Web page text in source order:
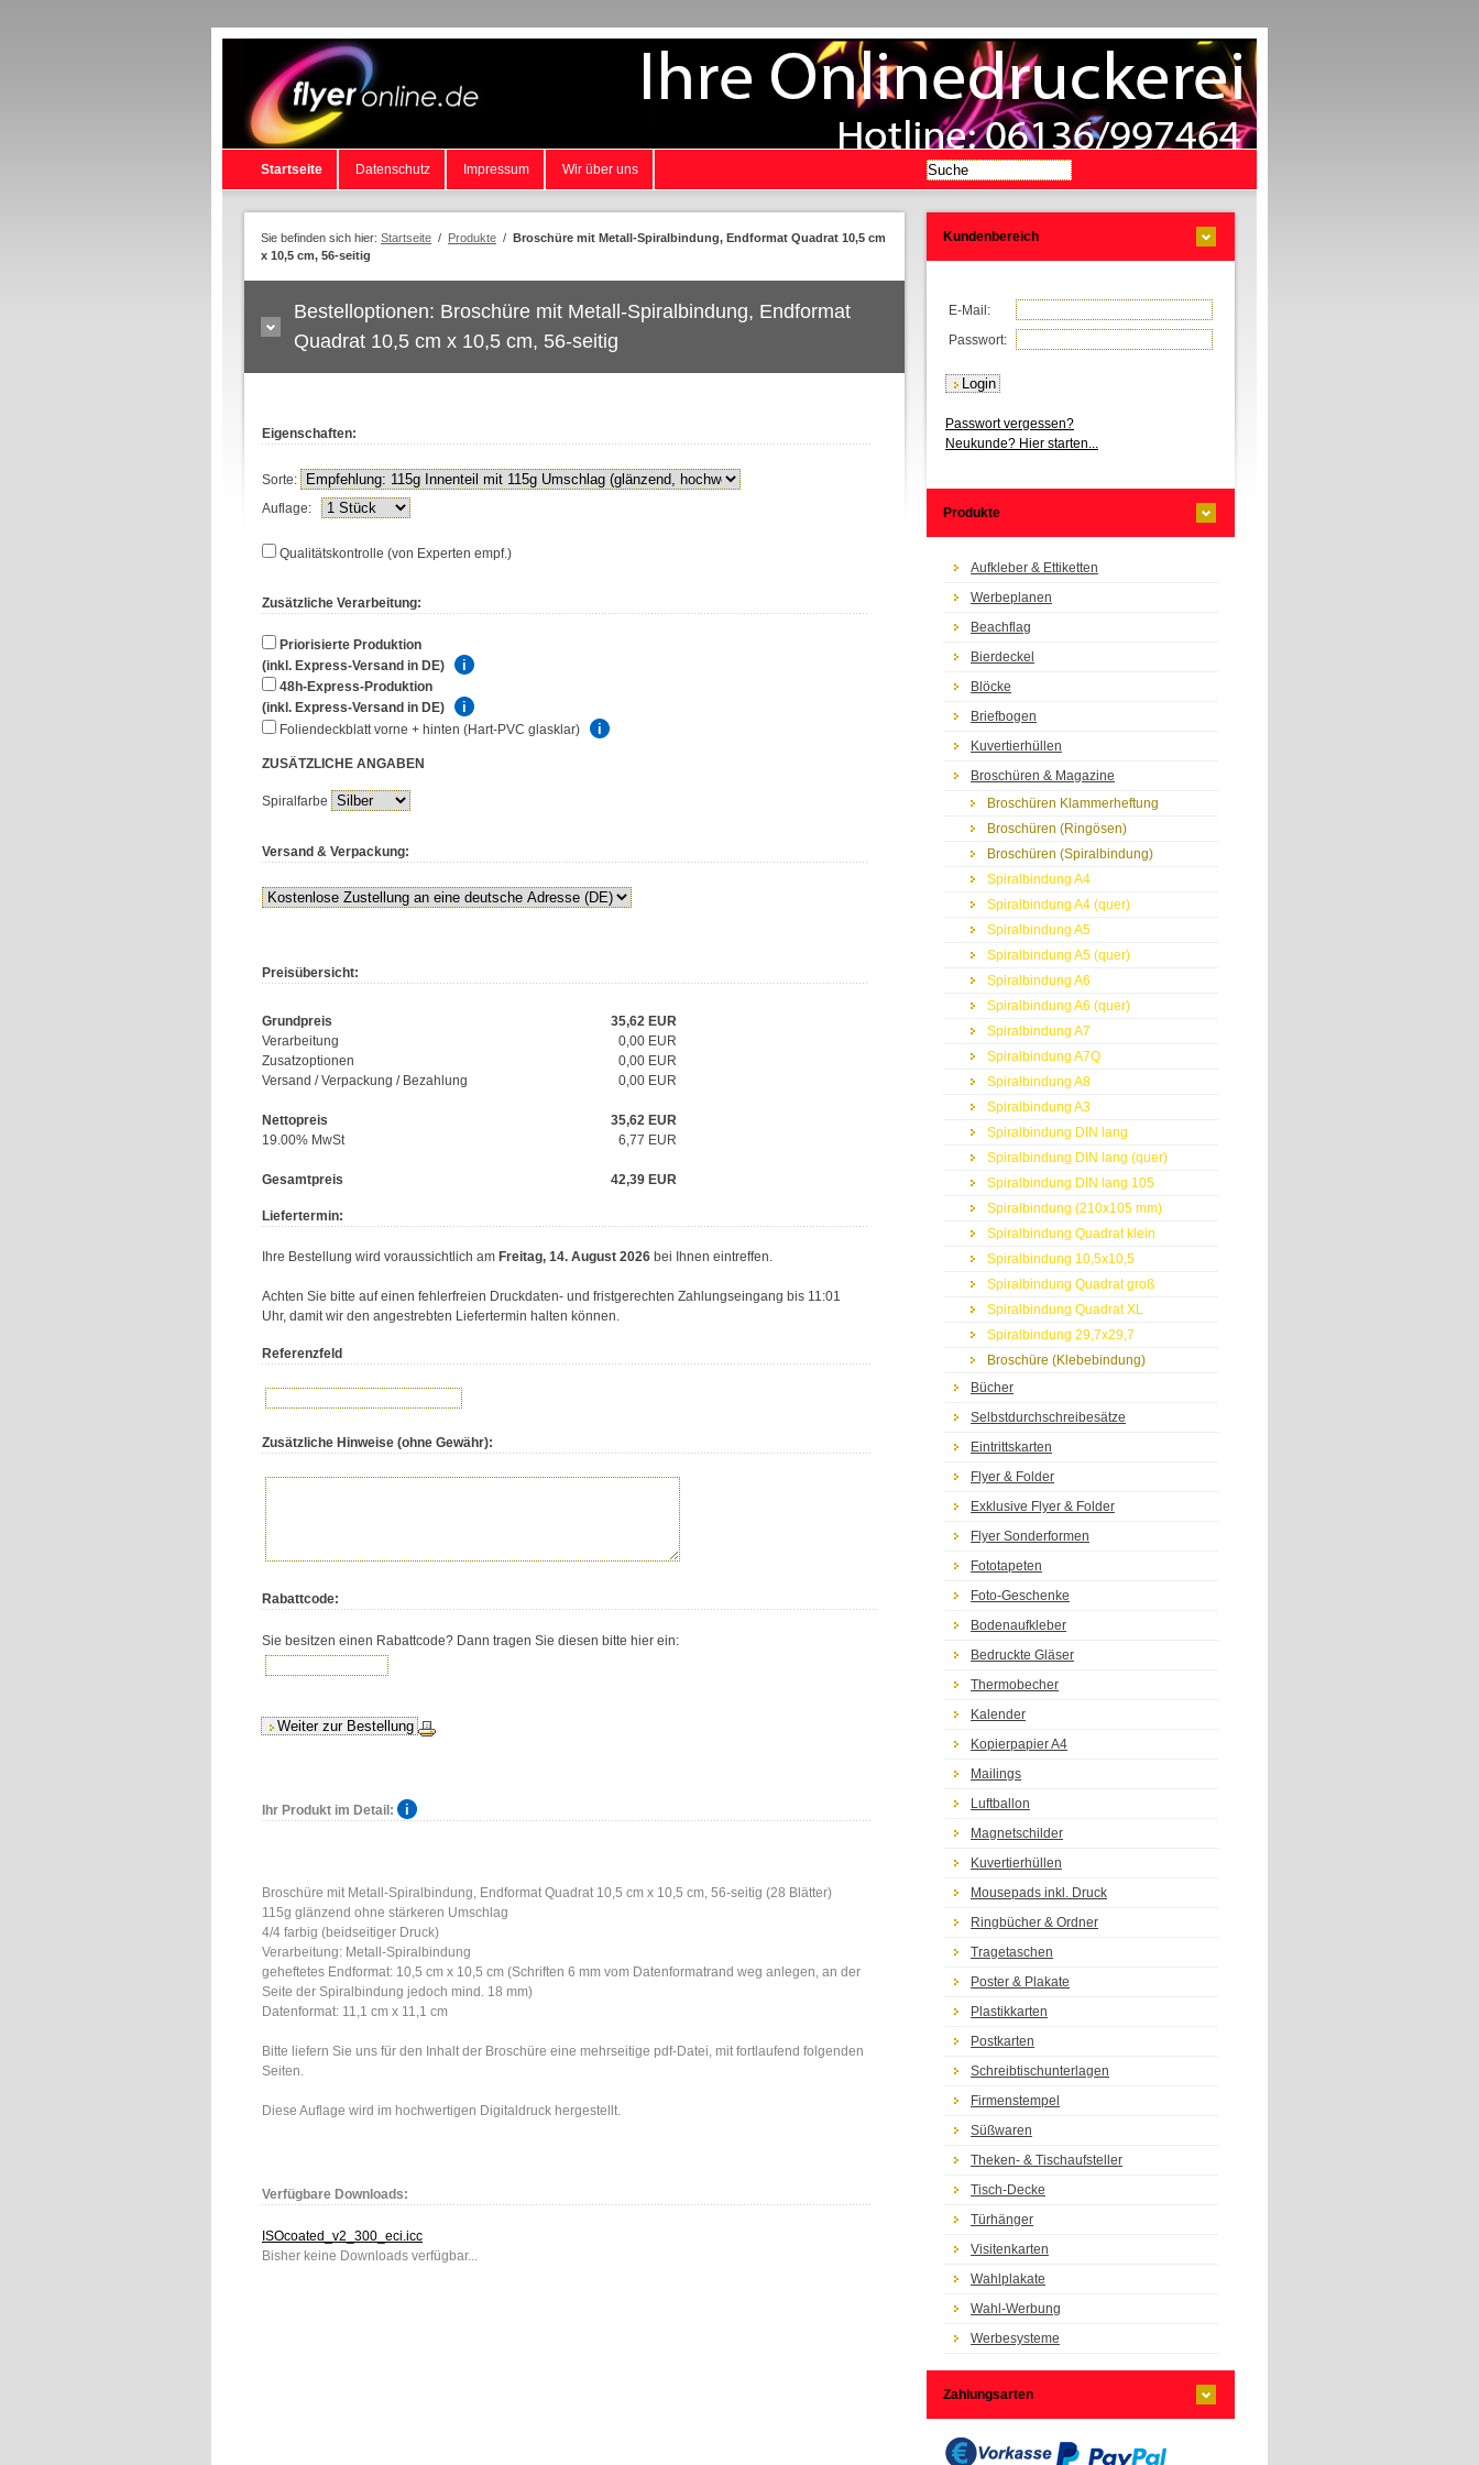
Startseite Datenschutz Impressum Wir über uns
Sie befinden sich hier: Startseite / Produkte / Broschüre mit Metall-Spiralbindung, Endformat Quadrat 10,5 cm
x 10,5 cm, 56-seitig
Bestelloptionen: Broschüre mit Metall-Spiralbindung, Endformat
Quadrat 10,5 cm x 10,5 cm, 56-seitig
Eigenschaften:
Sorte:
Auflage:
Qualitätskontrolle (von Experten empf.)
Zusätzliche Verarbeitung:
Priorisierte Produktion
(inkl. Express-Versand in DE)
48h-Express-Produktion
(inkl. Express-Versand in DE)
Foliendeckblatt vorne + hinten (Hart-PVC glasklar)
ZUSÄTZLICHE ANGABEN
Spiralfarbe
Versand & Verpackung:
Preisübersicht:
Grundpreis 35,62 EUR
Verarbeitung
0,00 EUR
Zusatzoptionen
0,00 EUR
Versand / Verpackung / Bezahlung
0,00 EUR
Nettopreis 35,62 EUR
19.00% MwSt
6,77 EUR
Gesamtpreis 42,39 EUR
Liefertermin:
Ihre Bestellung wird voraussichtlich am Freitag, 14. August 2026 bei Ihnen eintreffen.
Achten Sie bitte auf einen fehlerfreien Druckdaten- und fristgerechten Zahlungseingang bis 11:01
Uhr, damit wir den angestrebten Liefertermin halten können.
Referenzfeld
Zusätzliche Hinweise (ohne Gewähr):
Rabattcode:
Sie besitzen einen Rabattcode? Dann tragen Sie diesen bitte hier ein:
Ihr Produkt im Detail:
Broschüre mit Metall-Spiralbindung, Endformat Quadrat 10,5 cm x 10,5 cm, 56-seitig (28 Blätter)
115g glänzend ohne stärkeren Umschlag
4/4 farbig (beidseitiger Druck)
Verarbeitung: Metall-Spiralbindung
geheftetes Endformat: 10,5 cm x 10,5 cm (Schriften 6 mm vom Datenformatrand weg anlegen, an der
Seite der Spiralbindung jedoch mind. 18 mm)
Datenformat: 11,1 cm x 11,1 cm
Bitte liefern Sie uns für den Inhalt der Broschüre eine mehrseitige pdf-Datei, mit fortlaufend folgenden
Seiten.
Diese Auflage wird im hochwertigen Digitaldruck hergestellt.
Verfügbare Downloads:
ISOcoated_v2_300_eci.icc
Bisher keine Downloads verfügbar...
Kundenbereich
E-Mail:
Passwort:
Passwort vergessen?
Neukunde? Hier starten...
Produkte
Aufkleber & Ettiketten
Werbeplanen
Beachflag
Bierdeckel
Blöcke
Briefbogen
Kuvertierhüllen
Broschüren & Magazine
Broschüren Klammerheftung
Broschüren (Ringösen)
Broschüren (Spiralbindung)
Spiralbindung A4
Spiralbindung A4 (quer)
Spiralbindung A5
Spiralbindung A5 (quer)
Spiralbindung A6
Spiralbindung A6 (quer)
Spiralbindung A7
Spiralbindung A7Q
Spiralbindung A8
Spiralbindung A3
Spiralbindung DIN lang
Spiralbindung DIN lang (quer)
Spiralbindung DIN lang 105
Spiralbindung (210x105 mm)
Spiralbindung Quadrat klein
Spiralbindung 10,5x10,5
Spiralbindung Quadrat groß
Spiralbindung Quadrat XL
Spiralbindung 29,7x29,7
Broschüre (Klebebindung)
Bücher
Selbstdurchschreibesätze
Eintrittskarten
Flyer & Folder
Exklusive Flyer & Folder
Flyer Sonderformen
Fototapeten
Foto-Geschenke
Bodenaufkleber
Bedruckte Gläser
Thermobecher
Kalender
Kopierpapier A4
Mailings
Luftballon
Magnetschilder
Kuvertierhüllen
Mousepads inkl. Druck
Ringbücher & Ordner
Tragetaschen
Poster & Plakate
Plastikkarten
Postkarten
Schreibtischunterlagen
Firmenstempel
Süßwaren
Theken- & Tischaufsteller
Tisch-Decke
Türhänger
Visitenkarten
Wahlplakate
Wahl-Werbung
Werbesysteme
Zahlungsarten